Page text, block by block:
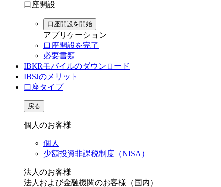
口座開設
口座開設を開始
アプリケーション
口座開設を完了
必要書類
IBKRモバイルのダウンロード
IBSJのメリット
口座タイプ
戻る
個人のお客様
個人
少額投資非課税制度（NISA）
法人のお客様
法人および金融機関のお客様（国内）